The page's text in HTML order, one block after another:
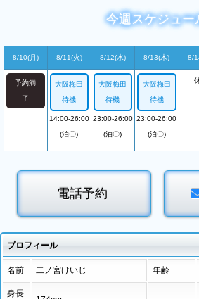
今週スケジュー
8/10(月) 8/11(火) 8/12(水) 8/13(木) 8/
予約満
了
大阪梅田
待機
14:00-26:00
(泊〇)
大阪梅田
待機
23:00-26:00
(泊〇)
大阪梅田
待機
23:00-26:00
(泊〇)
電話予約
プロフィール
名前 二ノ宮けいじ 年齢
身長